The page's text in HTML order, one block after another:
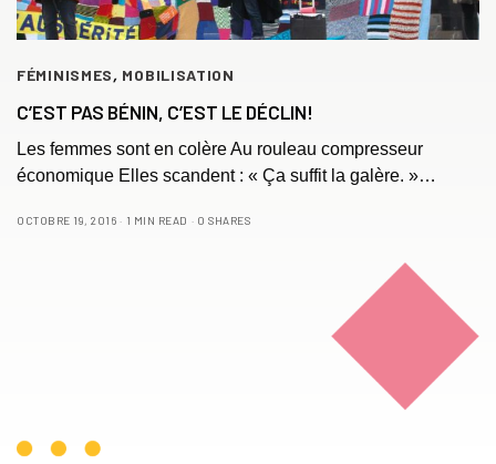
FÉMINISMES, MOBILISATION
C’EST PAS BÉNIN, C’EST LE DÉCLIN!
Les femmes sont en colère Au rouleau compresseur
économique Elles scandent : « Ça suffit la galère. »…
OCTOBRE 19, 2016 1 MIN READ 0 SHARES